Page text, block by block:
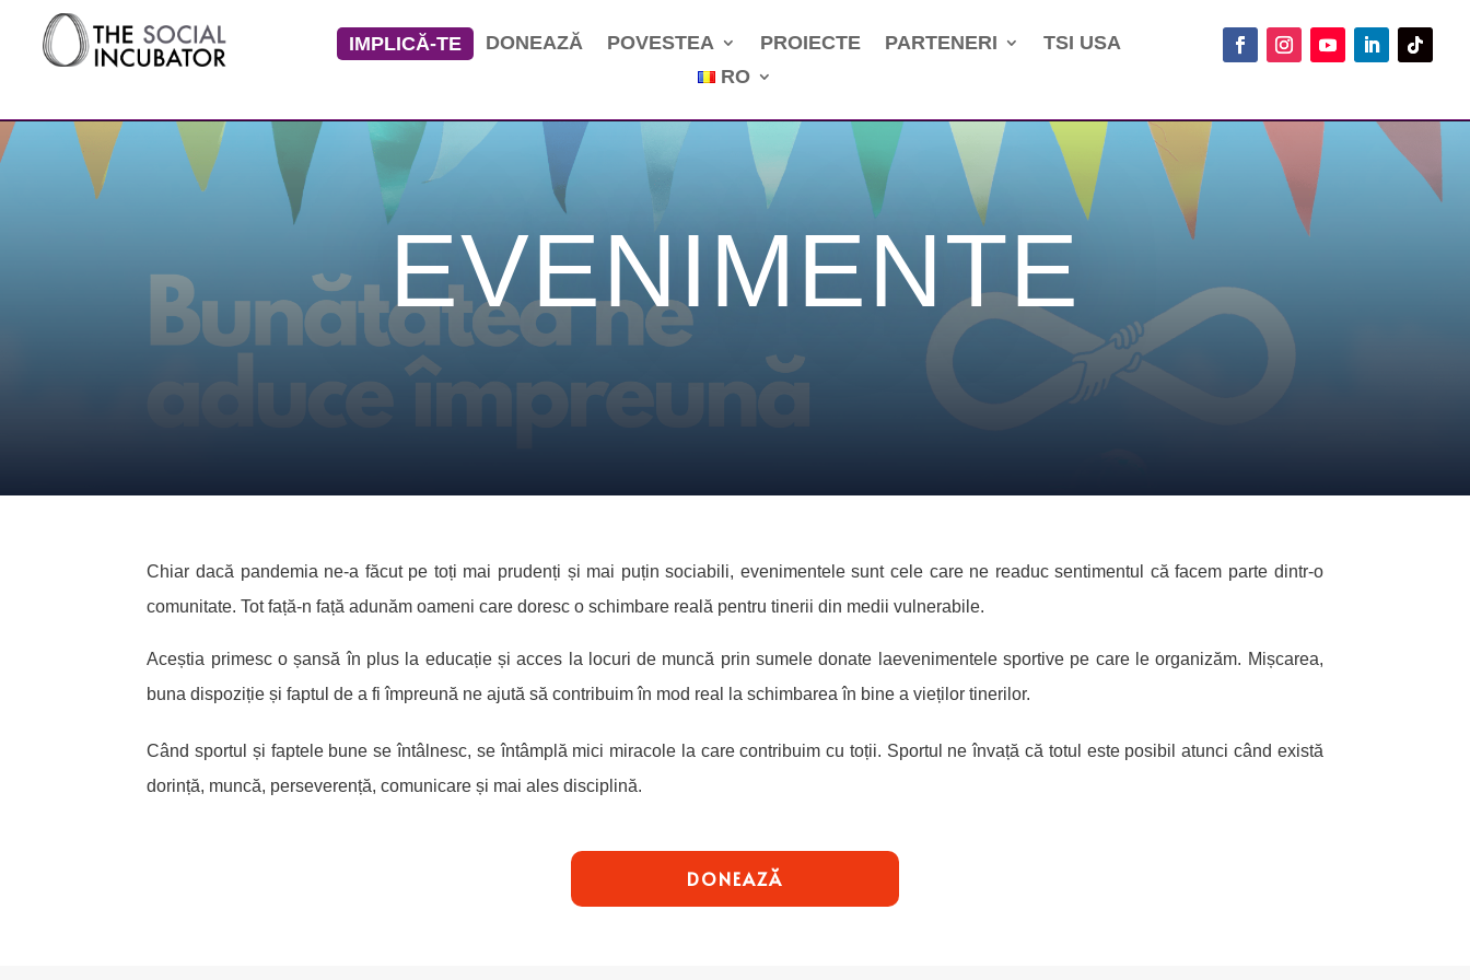
IMPLICĂ-TE DONEAZĂ POVESTEA PROIECTE PARTENERI
TSI USA
RO
EVENIMENTE
Chiar dacă pandemia ne-a făcut pe toți mai prudenți și mai puțin sociabili, evenimentele sunt cele care ne readuc sentimentul că facem parte dintr-o
comunitate. Tot față-n față adunăm oameni care doresc o schimbare reală pentru tinerii din medii vulnerabile.
Aceștia primesc o șansă în plus la educație și acces la locuri de muncă prin sumele donate laevenimentele sportive pe care le organizăm. Mișcarea,
buna dispoziție și faptul de a fi împreună ne ajută să contribuim în mod real la schimbarea în bine a vieților tinerilor.
Când sportul și faptele bune se întâlnesc, se întâmplă mici miracole la care contribuim cu toții. Sportul ne învață că totul este posibil atunci când există
dorință, muncă, perseverență, comunicare și mai ales disciplină.
DONEAZĂ